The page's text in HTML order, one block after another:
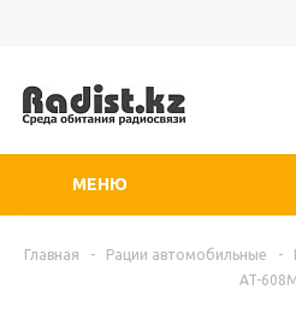
МЕНЮ
Главная - Рации автомобильные -
AT-